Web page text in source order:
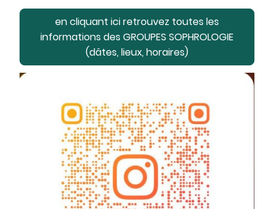
en cliquant ici retrouvez toutes les
informations des GROUPES SOPHROLOGIE
(dâtes, lieux, horaires)